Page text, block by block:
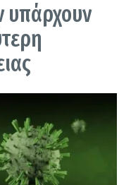
υπάρχουν